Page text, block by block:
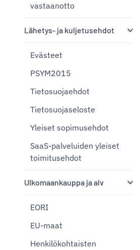
vastaanotto
Lähetys- ja kuljetusehdot
Evästeet
PSYM2015
Tietosuojaehdot
Tietosuojaseloste
Yleiset sopimusehdot
SaaS-palveluiden yleiset
toimitusehdot
Ulkomaankauppa ja alv
EORI
EU-maat
Henkilökohtaisten